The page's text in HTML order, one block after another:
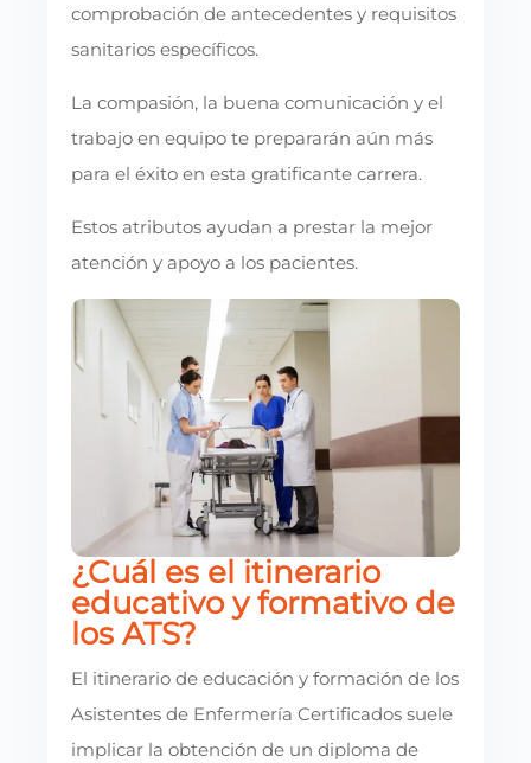
comprobación de antecedentes y requisitos
sanitarios específicos.
La compasión, la buena comunicación y el
trabajo en equipo te prepararán aún más
para el éxito en esta gratificante carrera.
Estos atributos ayudan a prestar la mejor
atención y apoyo a los pacientes.
¿Cuál es el itinerario
educativo y formativo de
los ATS?
El itinerario de educación y formación de los
Asistentes de Enfermería Certificados suele
implicar la obtención de un diploma de